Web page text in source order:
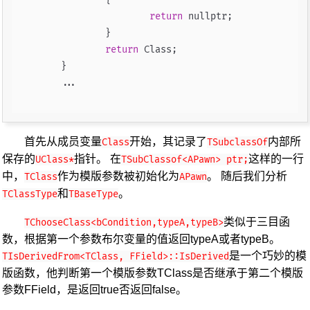
return nullptr;
return Class;
首先从成员变量Class开始，其记录了TSubclassOf内部所
保存的UClass*指针。 在TSubClassof<APawn> ptr;这样的一行
中，TClass作为模版参数被初始化为APawn。 随后我们分析
TClassType和TBaseType。
TChooseClass<bCondition,typeA,typeB>类似于三目函
数，根据第一个参数布尔变量的值返回typeA或者typeB。
TIsDerivedFrom<TClass, FField>::IsDerived是一个巧妙的模
版函数，他判断第一个模版参数TClass是否继承于第二个模版
参数FField，是返回true否返回false。